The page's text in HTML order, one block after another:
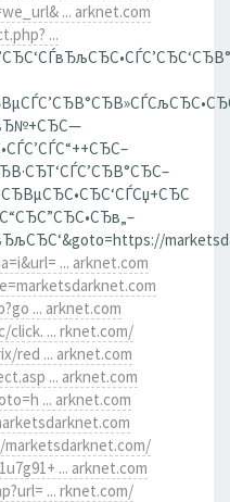
... arknet.com
...
... arknet.com
... arknet.com
... rknet.com/
red ... arknet.com
... arknet.com
... arknet.com
... arknet.com
... rknet.com/